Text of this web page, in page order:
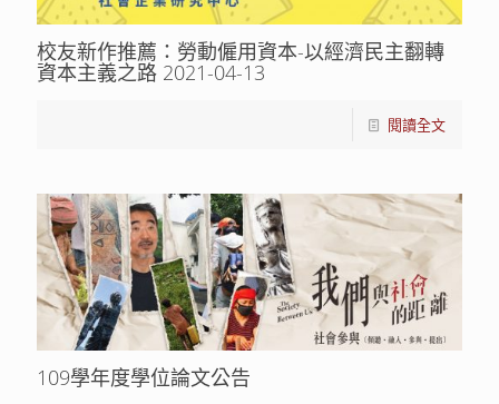
校友新作推薦：勞動僱用資本-以經濟民主翻轉
資本主義之路 2021-04-13
閱讀全文
109學年度學位論文公告